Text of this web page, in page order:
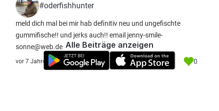
#oderfishhunter
meld dich mal bei mir hab definitiv neu und ungefischte
gummifische!! und jerks auch!! email jenny-smile-
sonne@web.de
vor 7 Jahre 0
Alle Beiträge anzeigen